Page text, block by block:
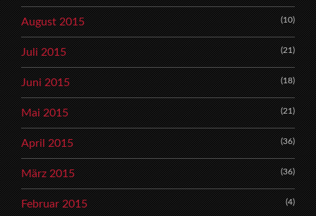
August 2015 (10)
Juli 2015 (21)
Juni 2015 (18)
Mai 2015 (21)
April 2015 (36)
März 2015 (36)
Februar 2015 (4)